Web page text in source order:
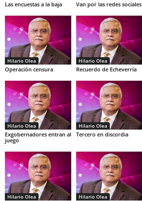
Las encuestas a la baja Van por las redes sociales
Hilario Olea
Operación censura
Hilario Olea
Recuerdo de Echeverría
Hilario Olea
Exgobernadores entran al
juego
Hilario Olea
Tercero en discordia
Hilario Olea Hilario Olea